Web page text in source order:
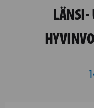
LÄNSI-